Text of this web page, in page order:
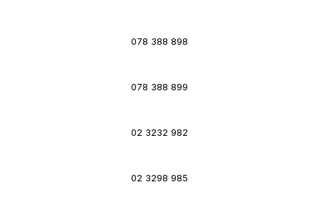
078 388 898
078 388 899
02 3232 982
02 3298 985